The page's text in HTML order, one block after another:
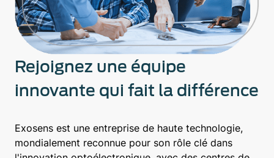
Rejoignez une équipe
innovante qui fait la différence
Exosens est une entreprise de haute technologie,
mondialement reconnue pour son rôle clé dans